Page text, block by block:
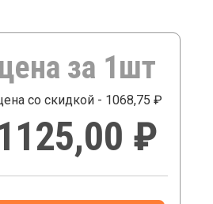
цена за 1шт
со скидкой - 1068,75 ₽
₽